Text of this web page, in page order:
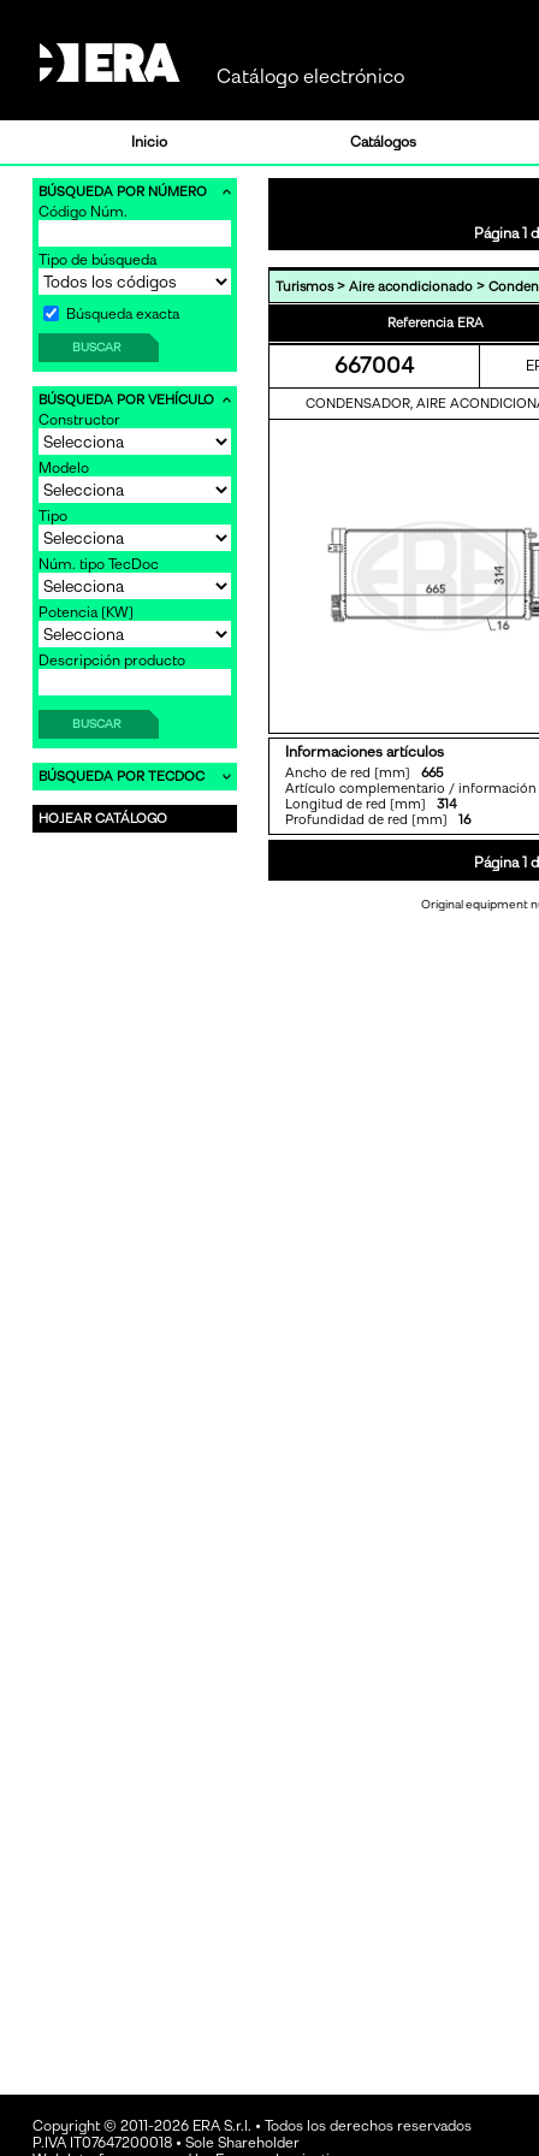
Catálogo electrónico
Inicio Catálogos
BÚSQUEDA POR NÚMERO
Código Núm.
Tipo de búsqueda
Búsqueda exacta
BUSCAR
BÚSQUEDA POR VEHÍCULO
Constructor
Modelo
Tipo
Núm. tipo TecDoc
Potencia [KW]
Descripción producto
BUSCAR
BÚSQUEDA POR TECDOC
HOJEAR CATÁLOGO
Página 1
Turismos> Aire acondicionado >
Referencia ERA
667004
CONDENSADOR, AIRE
Informaciones artículos
Ancho de red [mm] 665
Artículo complementario /
Longitud de red [mm] 314
Profundidad de red [mm] 16
Página 1
Original equipment
Copyright © 2011-2026 ERA S.r.l. • Todos los derechos reservados
P.IVA IT07647200018 • Sole Shareholder